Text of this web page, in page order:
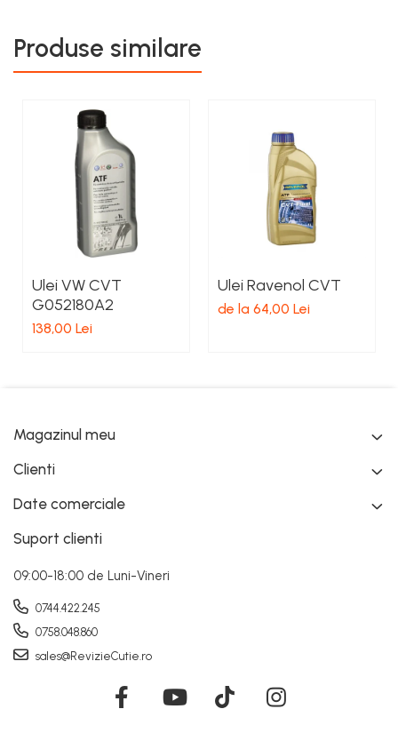
Produse similare
Ulei VW CVT
G052180A2
138,00 Lei
Ulei Ravenol CVT
de la 64,00 Lei
Magazinul meu
Clienti
Date comerciale
Suport clienti
09:00-18:00 de Luni-Vineri
0744.422.245
0758.048.860
sales@RevizieCutie.ro